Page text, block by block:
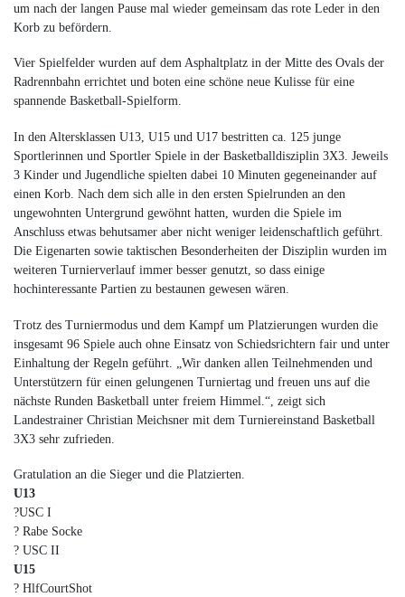
um nach der langen Pause mal wieder gemeinsam das rote Leder in den
Korb zu befördern.
Vier Spielfelder wurden auf dem Asphaltplatz in der Mitte des Ovals der
Radrennbahn errichtet und boten eine schöne neue Kulisse für eine
spannende Basketball-Spielform.
In den Altersklassen U13, U15 und U17 bestritten ca. 125 junge
Sportlerinnen und Sportler Spiele in der Basketballdisziplin 3X3. Jeweils
3 Kinder und Jugendliche spielten dabei 10 Minuten gegeneinander auf
einen Korb. Nach dem sich alle in den ersten Spielrunden an den
ungewohnten Untergrund gewöhnt hatten, wurden die Spiele im
Anschluss etwas behutsamer aber nicht weniger leidenschaftlich geführt.
Die Eigenarten sowie taktischen Besonderheiten der Disziplin wurden im
weiteren Turnierverlauf immer besser genutzt, so dass einige
hochinteressante Partien zu bestaunen gewesen wären.
Trotz des Turniermodus und dem Kampf um Platzierungen wurden die
insgesamt 96 Spiele auch ohne Einsatz von Schiedsrichtern fair und unter
Einhaltung der Regeln geführt. „Wir danken allen Teilnehmenden und
Unterstützern für einen gelungenen Turniertag und freuen uns auf die
nächste Runden Basketball unter freiem Himmel.“, zeigt sich
Landestrainer Christian Meichsner mit dem Turniereinstand Basketball
3X3 sehr zufrieden.
Gratulation an die Sieger und die Platzierten.
U13
?USC I
? Rabe Socke
? USC II
U15
? HlfCourtShot